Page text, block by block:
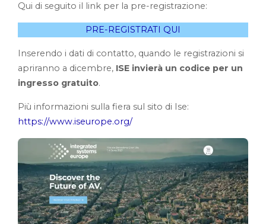
Qui di seguito il link per la pre-registrazione:
PRE-REGISTRATI QUI
Inserendo i dati di contatto, quando le registrazioni si
apriranno a dicembre, ISE invierà un codice per un
ingresso gratuito.
Più informazioni sulla fiera sul sito di Ise:
https://www.iseurope.org/